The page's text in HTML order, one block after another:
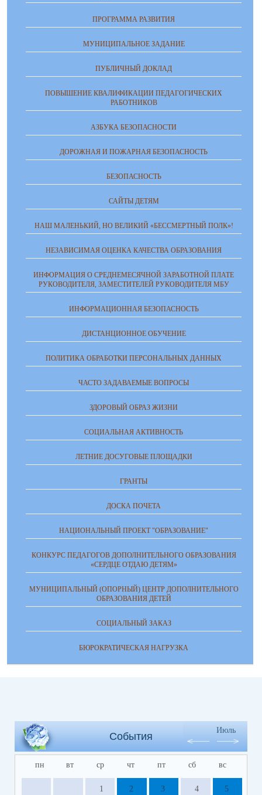
ПРОГРАММА РАЗВИТИЯ
МУНИЦИПАЛЬНОЕ ЗАДАНИЕ
ПУБЛИЧНЫЙ ДОКЛАД
ПОВЫШЕНИЕ КВАЛИФИКАЦИИ ПЕДАГОГИЧЕСКИХ
РАБОТНИКОВ
АЗБУКА БЕЗОПАСНОСТИ
ДОРОЖНАЯ И ПОЖАРНАЯ БЕЗОПАСНОСТЬ
БЕЗОПАСНОСТЬ
САЙТЫ ДЕТЯМ
НАШ МАЛЕНЬКИЙ, НО ВЕЛИКИЙ «БЕССМЕРТНЫЙ ПОЛК»!
НЕЗАВИСИМАЯ ОЦЕНКА КАЧЕСТВА ОБРАЗОВАНИЯ
ИНФОРМАЦИЯ О СРЕДНЕМЕСЯЧНОЙ ЗАРАБОТНОЙ ПЛАТЕ
РУКОВОДИТЕЛЯ, ЗАМЕСТИТЕЛЕЙ РУКОВОДИТЕЛЯ МБУ
ИНФОРМАЦИОННАЯ БЕЗОПАСНОСТЬ
ДИСТАНЦИОННОЕ ОБУЧЕНИЕ
ПОЛИТИКА ОБРАБОТКИ ПЕРСОНАЛЬНЫХ ДАННЫХ
ЧАСТО ЗАДАВАЕМЫЕ ВОПРОСЫ
ЗДОРОВЫЙ ОБРАЗ ЖИЗНИ
СОЦИАЛЬНАЯ АКТИВНОСТЬ
ЛЕТНИЕ ДОСУГОВЫЕ ПЛОЩАДКИ
ГРАНТЫ
ДОСКА ПОЧЕТА
НАЦИОНАЛЬНЫЙ ПРОЕКТ "ОБРАЗОВАНИЕ"
КОНКУРС ПЕДАГОГОВ ДОПОЛНИТЕЛЬНОГО ОБРАЗОВАНИЯ
«СЕРДЦЕ ОТДАЮ ДЕТЯМ»
МУНИЦИПАЛЬНЫЙ (ОПОРНЫЙ) ЦЕНТР ДОПОЛНИТЕЛЬНОГО
ОБРАЗОВАНИЯ ДЕТЕЙ
СОЦИАЛЬНЫЙ ЗАКАЗ
БЮРОКРАТИЧЕСКАЯ НАГРУЗКА
События
Июль
пн вт ср чт пт сб вс
1 2 3 4 5